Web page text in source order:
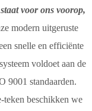
voor ons voorop,
modern uitgeruste
snelle en efficiënte
voldoet aan de
9001 standaarden.
teken beschikken we